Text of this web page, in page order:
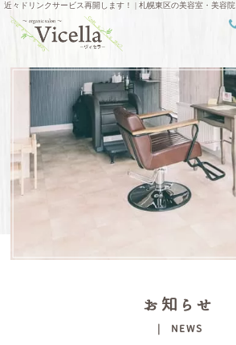
近々ドリンクサービス再開します！ | 札幌東区の美容室・美容院
お知らせ
| NEWS